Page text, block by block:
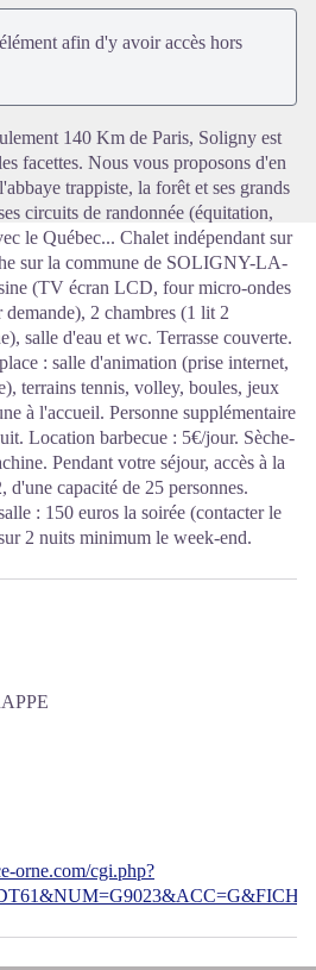
Voir l'image en plein écran
afin d'y avoir accès hors
140 Km de Paris, Soligny est
facettes. Nous vous proposons d'en
trappiste, la forêt et ses grands
circuits de randonnée (équitation,
le Québec... Chalet indépendant sur
sur la commune de SOLIGNY-LA-
(TV écran LCD, four micro-ondes
2 chambres (1 lit 2
salle d'eau et wc. Terrasse couverte.
: salle d'animation (prise internet,
terrains tennis, volley, boules, jeux
à l'accueil. Personne supplémentaire
Location barbecue : 5€/jour. Sèche-
Pendant votre séjour, accès à la
d'une capacité de 25 personnes.
: 150 euros la soirée (contacter le
2 nuits minimum le week-end.
orne.com/cgi.php?